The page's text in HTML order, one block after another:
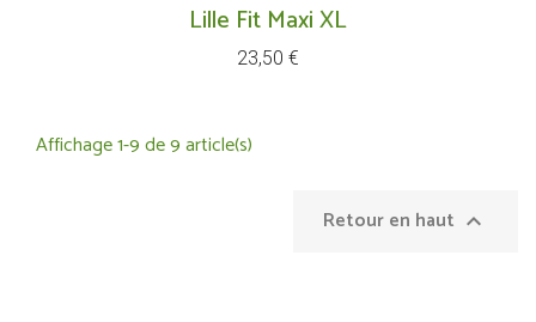
Lille Fit Maxi XL
Prix
23,50 €
Affichage 1-9 de 9 article(s)
Retour en haut 